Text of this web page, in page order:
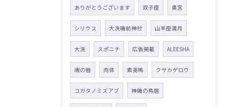
ありがとうございます 双子座 奥宮
シリウス 大洗磯前神社 山羊座満月
大洗 スポニチ 広告掲載 ALEESHA
魂の器 肉体 素戔嗚 クサカゲロウ
コガタノミズアブ 神磯の鳥居